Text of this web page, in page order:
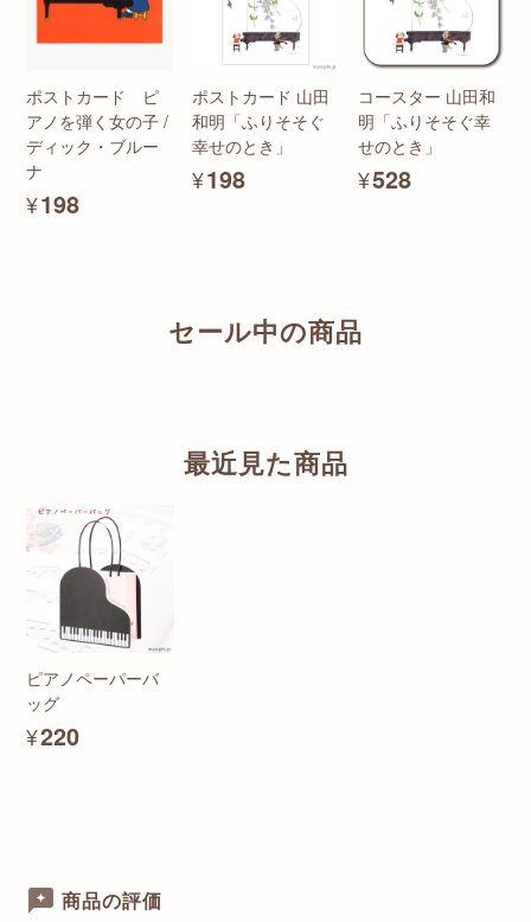
ポストカード ピ
アノを弾く女の子 /
ディック・ブルー
ナ
¥198
ポストカード 山田
和明「ふりそそぐ
幸せのとき」
¥198
コースター 山田和
明「ふりそそぐ幸
せのとき」
¥528
セール中の商品
最近見た商品
ピアノペーパーバ
ッグ
¥220
商品の評価